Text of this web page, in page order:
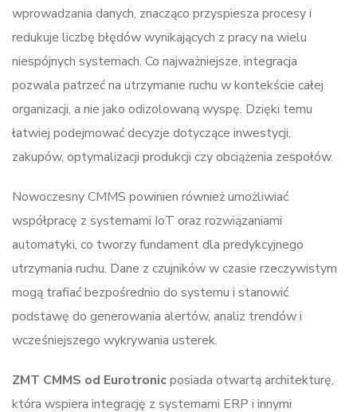
wprowadzania danych, znacząco przyspiesza procesy i
redukuje liczbę błędów wynikających z pracy na wielu
niespójnych systemach. Co najważniejsze, integracja
pozwala patrzeć na utrzymanie ruchu w kontekście całej
organizacji, a nie jako odizolowaną wyspę. Dzięki temu
łatwiej podejmować decyzje dotyczące inwestycji,
zakupów, optymalizacji produkcji czy obciążenia zespołów.
Nowoczesny CMMS powinien również umożliwiać
współpracę z systemami IoT oraz rozwiązaniami
automatyki, co tworzy fundament dla predykcyjnego
utrzymania ruchu. Dane z czujników w czasie rzeczywistym
mogą trafiać bezpośrednio do systemu i stanowić
podstawę do generowania alertów, analiz trendów i
wcześniejszego wykrywania usterek.
ZMT CMMS od Eurotronicposiada otwartą architekturę,
która wspiera integrację z systemami ERP i innymi